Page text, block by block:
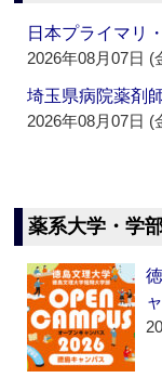
日本プライマ
2026年08月07日 (
埼玉県病院薬
2026年08月07日 (
薬系大学・学